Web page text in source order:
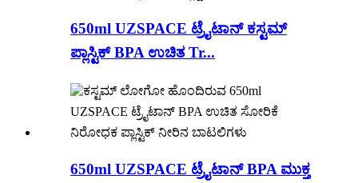
650ml UZSPACE ಟ್ರೈಟಾನ್ ಕಸ್ಟಮ್
ಪ್ಲಾಸ್ಟಿಕ್ BPA ಉಚಿತ Tr...
650ml UZSPACE ಟ್ರೈಟಾನ್ BPA ಮುಕ್ತ